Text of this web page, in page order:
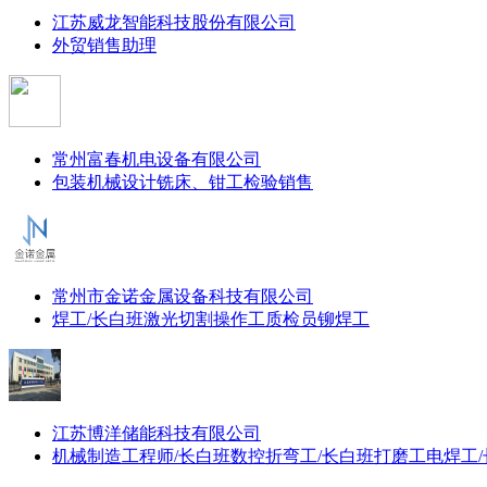
江苏威龙智能科技股份有限公司
外贸销售助理
常州富春机电设备有限公司
包装机械设计铣床、钳工检验销售
常州市金诺金属设备科技有限公司
焊工/长白班激光切割操作工质检员铆焊工
江苏博洋储能科技有限公司
机械制造工程师/长白班数控折弯工/长白班打磨工电焊工